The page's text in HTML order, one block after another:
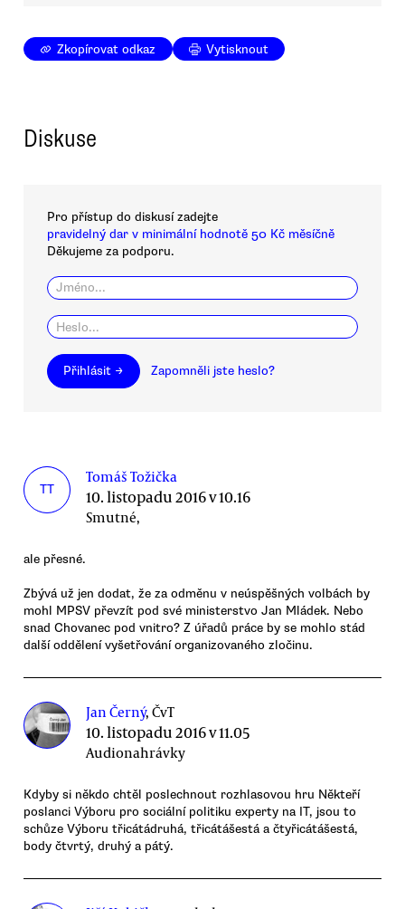
Zkopírovat odkaz Vytisknout
Diskuse
Pro přístup do diskusí zadejte
pravidelný dar v minimální hodnotě 50 Kč měsíčně
Děkujeme za podporu.
Přihlásit → Zapomněli jste heslo?
TT
Tomáš Tožička
10. listopadu 2016 v 10.16
Smutné,
ale přesné.
Zbývá už jen dodat, že za odměnu v neúspěšných volbách by
mohl MPSV převzít pod své ministerstvo Jan Mládek. Nebo
snad Chovanec pod vnitro? Z úřadů práce by se mohlo stád
další oddělení vyšetřování organizovaného zločinu.
Jan Černý, ČvT
10. listopadu 2016 v 11.05
Audionahrávky
Kdyby si někdo chtěl poslechnout rozhlasovou hru Někteří
poslanci Výboru pro sociální politiku experty na IT, jsou to
schůze Výboru třicátádruhá, třicátášestá a čtyřicátášestá,
body čtvrtý, druhý a pátý.